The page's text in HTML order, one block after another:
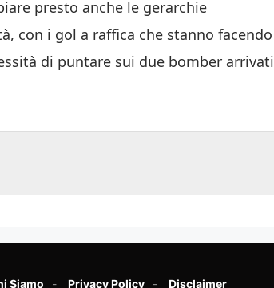
presto anche le gerarchie
con i gol a raffica che stanno facendo
di puntare sui due bomber arrivati
Siamo Privacy Policy Disclaimer